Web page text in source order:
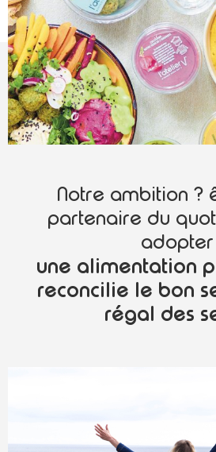
Notre ambition ?
partenaire du
adopter
une alimentation
reconcilie le bon
régal des